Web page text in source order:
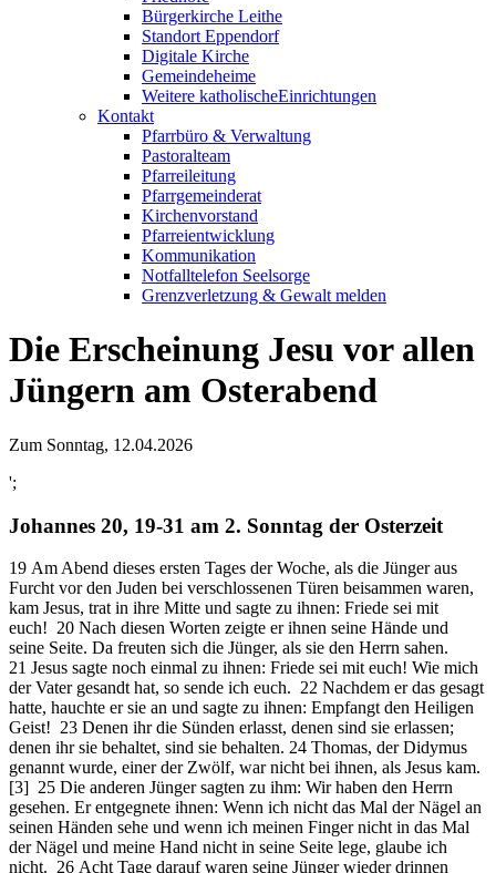
Bürgerkirche Leithe
Standort Eppendorf
Digitale Kirche
Gemeindeheime
Weitere katholische­­Einrichtungen
Kontakt
Pfarrbüro & Verwaltung
Pastoralteam
Pfarreileitung
Pfarrgemeinderat
Kirchenvorstand
Pfarreientwicklung
Kommunikation
Notfalltelefon Seelsorge
Grenzverletzung & Gewalt melden
Die Erscheinung Jesu vor allen
Jüngern am Osterabend
Zum Sonntag, 12.04.2026
';
Johannes 20, 19-31 am 2. Sonntag der Osterzeit
19 Am Abend dieses ersten Tages der Woche, als die Jünger aus
Furcht vor den Juden bei verschlossenen Türen beisammen waren,
kam Jesus, trat in ihre Mitte und sagte zu ihnen: Friede sei mit
euch! 20 Nach diesen Worten zeigte er ihnen seine Hände und
seine Seite. Da freuten sich die Jünger, als sie den Herrn sahen.
21 Jesus sagte noch einmal zu ihnen: Friede sei mit euch! Wie mich
der Vater gesandt hat, so sende ich euch. 22 Nachdem er das gesagt
hatte, hauchte er sie an und sagte zu ihnen: Empfangt den Heiligen
Geist! 23 Denen ihr die Sünden erlasst, denen sind sie erlassen;
denen ihr sie behaltet, sind sie behalten. 24 Thomas, der Didymus
genannt wurde, einer der Zwölf, war nicht bei ihnen, als Jesus kam.
[3] 25 Die anderen Jünger sagten zu ihm: Wir haben den Herrn
gesehen. Er entgegnete ihnen: Wenn ich nicht das Mal der Nägel an
seinen Händen sehe und wenn ich meinen Finger nicht in das Mal
der Nägel und meine Hand nicht in seine Seite lege, glaube ich
nicht. 26 Acht Tage darauf waren seine Jünger wieder drinnen